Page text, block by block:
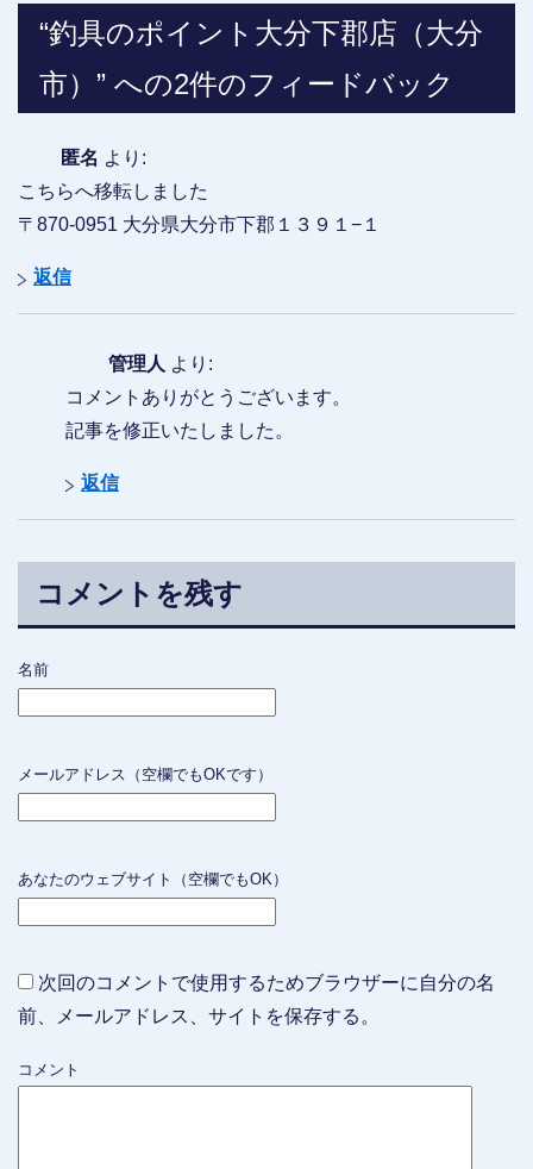
“釣具のポイント大分下郡店（大分
市）” への2件のフィードバック
匿名 より:
こちらへ移転しました
〒870-0951 大分県大分市下郡１３９１−１
返信
管理人 より:
コメントありがとうございます。
記事を修正いたしました。
返信
コメントを残す
名前
メールアドレス（空欄でもOKです）
あなたのウェブサイト（空欄でもOK）
次回のコメントで使用するためブラウザーに自分の名
前、メールアドレス、サイトを保存する。
コメント